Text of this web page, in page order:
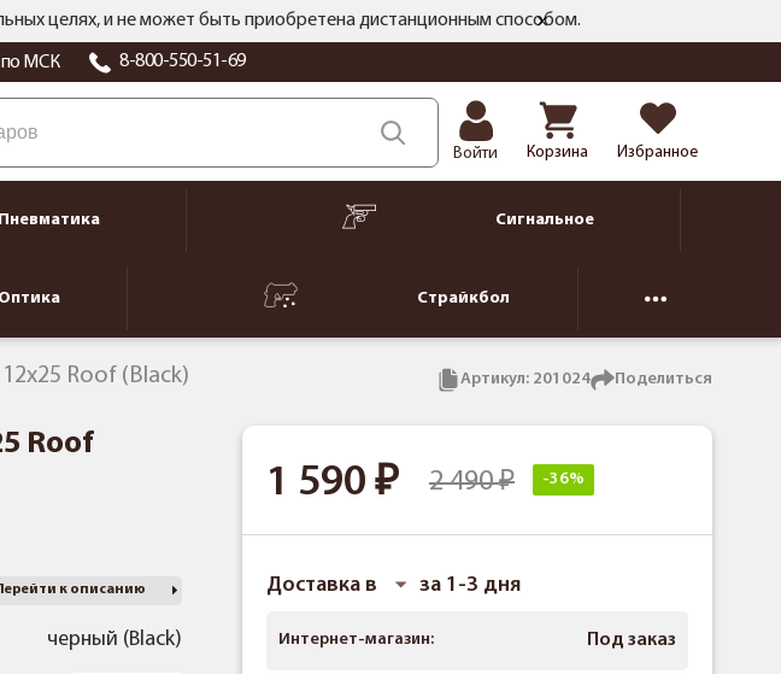
целях, и не может быть приобретена дистанционным способом.
по МСК 8-800-550-51-69
Войти Корзина Избранное
Пневматика Сигнальное
Оптика Страйкбол
Roof (Black) Артикул: 201024 Поделиться
Roof
к описанию
черный (Black)
1 590 2 490 -36%
Доставка в за 1-3 дня
Интернет-магазин: Под заказ